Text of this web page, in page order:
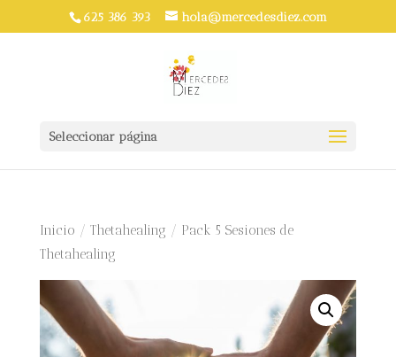
625 386 393 hola@mercedesdiez.com
Seleccionar página
Inicio / Thetahealing / Pack 5 Sesiones de
Thetahealing